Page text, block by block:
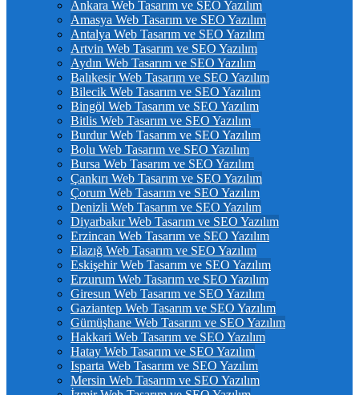
Ankara Web Tasarım ve SEO Yazılım
Amasya Web Tasarım ve SEO Yazılım
Antalya Web Tasarım ve SEO Yazılım
Artvin Web Tasarım ve SEO Yazılım
Aydın Web Tasarım ve SEO Yazılım
Balıkesir Web Tasarım ve SEO Yazılım
Bilecik Web Tasarım ve SEO Yazılım
Bingöl Web Tasarım ve SEO Yazılım
Bitlis Web Tasarım ve SEO Yazılım
Burdur Web Tasarım ve SEO Yazılım
Bolu Web Tasarım ve SEO Yazılım
Bursa Web Tasarım ve SEO Yazılım
Çankırı Web Tasarım ve SEO Yazılım
Çorum Web Tasarım ve SEO Yazılım
Denizli Web Tasarım ve SEO Yazılım
Diyarbakır Web Tasarım ve SEO Yazılım
Erzincan Web Tasarım ve SEO Yazılım
Elazığ Web Tasarım ve SEO Yazılım
Eskişehir Web Tasarım ve SEO Yazılım
Erzurum Web Tasarım ve SEO Yazılım
Giresun Web Tasarım ve SEO Yazılım
Gaziantep Web Tasarım ve SEO Yazılım
Gümüşhane Web Tasarım ve SEO Yazılım
Hakkari Web Tasarım ve SEO Yazılım
Hatay Web Tasarım ve SEO Yazılım
Isparta Web Tasarım ve SEO Yazılım
Mersin Web Tasarım ve SEO Yazılım